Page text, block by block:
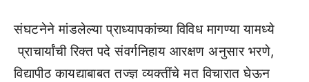
संघटनेने मांडलेल्या प्राध्यापकांच्या विविध मागण्या यामध्ये
प्राचार्यांची रिक्त पदे संवर्गनिहाय आरक्षण अनुसार भरणे,
विद्यापीठ कायद्याबाबत तज्ज्ञ व्यक्तींचे मत विचारात घेऊन